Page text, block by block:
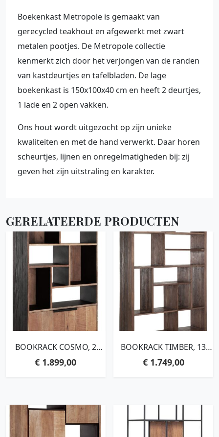
Boekenkast Metropole is gemaakt van
gerecycled teakhout en afgewerkt met zwart
metalen pootjes. De Metropole collectie
kenmerkt zich door het verjongen van de randen
van kastdeurtjes en tafelbladen. De lage
boekenkast is 150x100x40 cm en heeft 2 deurtjes,
1 lade en 2 open vakken.
Ons hout wordt uitgezocht op zijn unieke
kwaliteiten en met de hand verwerkt. Daar horen
scheurtjes, lijnen en onregelmatigheden bij: zij
geven het zijn uitstraling en karakter.
GERELATEERDE PRODUCTEN
BOOKRACK COSMO, 2
RACKS,215X90X35 CM,
€ 1.899,00
BOOKRACK TIMBER, 13
CM, MIXED WOOD
€1.749,00